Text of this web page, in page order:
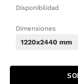
Disponibilidad
Dimensiones
1220x2440 mm